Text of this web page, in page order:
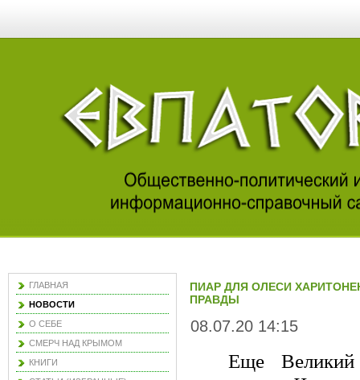
ГЛАВНАЯ
НОВОСТИ
О СЕБЕ
СМЕРЧ НАД КРЫМОМ
КНИГИ
ПИАР ДЛЯ ОЛЕСИ
ПРАВДЫ
08.07.20 14:15
Еще